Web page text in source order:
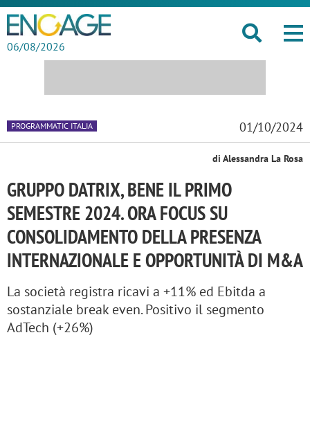
06/08/2026
PROGRAMMATIC ITALIA 01/10/2024
di Alessandra La Rosa
GRUPPO DATRIX, BENE IL PRIMO
SEMESTRE 2024. ORA FOCUS SU
CONSOLIDAMENTO DELLA PRESENZA
INTERNAZIONALE E OPPORTUNITÀ DI M&A
La società registra ricavi a +11% ed Ebitda a
sostanziale break even. Positivo il segmento
AdTech (+26%)